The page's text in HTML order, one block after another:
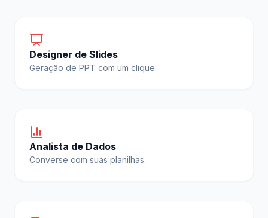
Designer de Slides
Geração de PPT com um clique.
Analista de Dados
Converse com suas planilhas.